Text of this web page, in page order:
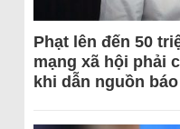
Phạt lên đến 50
mạng xã hội phải
khi dẫn nguồn